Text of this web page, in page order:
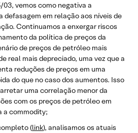
vemos como negativa a
defasagem em relação aos níveis de
Continuamos a enxergar riscos
da política de preços da
de preços de petróleo mais
real mais depreciado, uma vez que a
reduções de preços em uma
do que no caso dos aumentos. Isso
uma correlação menor da
com os preços de petróleo em
a commodity;
(link), analisamos os atuais